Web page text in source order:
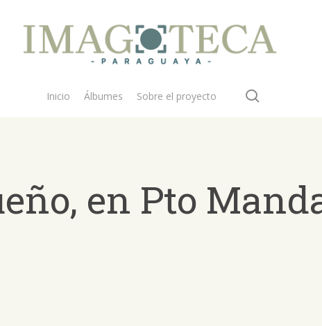
Inicio Álbumes Sobre el proyecto
en Pto